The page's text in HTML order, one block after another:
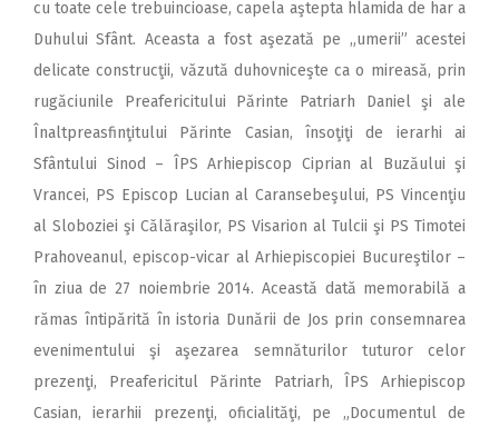
cu toate cele trebuincioase, capela aştepta hlamida de har a
Duhului Sfânt. Aceasta a fost aşezată pe „umerii” acestei
delicate construcţii, văzută duhovniceşte ca o mireasă, prin
rugăciunile Preafericitului Părinte Patriarh Daniel şi ale
Înaltpreasfinţitului Părinte Casian, însoţiţi de ierarhi ai
Sfântului Sinod – ÎPS Arhiepiscop Ciprian al Buzăului şi
Vrancei, PS Episcop Lucian al Caransebeşului, PS Vincenţiu
al Sloboziei şi Călăraşilor, PS Visarion al Tulcii şi PS Timotei
Prahoveanul, episcop-vicar al Arhiepiscopiei Bucureştilor –
în ziua de 27 noiembrie 2014. Această dată memorabilă a
rămas întipărită în istoria Dunării de Jos prin consemnarea
evenimentului şi aşezarea semnăturilor tuturor celor
prezenţi, Preafericitul Părinte Patriarh, ÎPS Arhiepiscop
Casian, ierarhii prezenţi, oficialităţi, pe „Documentul de